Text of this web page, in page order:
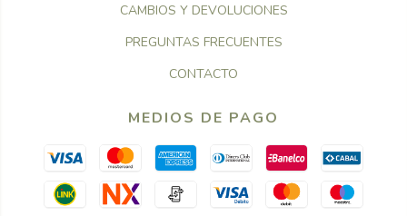
CAMBIOS Y DEVOLUCIONES
PREGUNTAS FRECUENTES
CONTACTO
MEDIOS DE PAGO